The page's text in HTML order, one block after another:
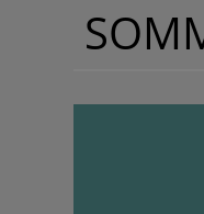
ROMANE &
E-READER:
KRIMI &
SPIELE-
KOSMOS
RUPERTUS
BABYALBEN
BÜROPROFI
Ö1 BUCH